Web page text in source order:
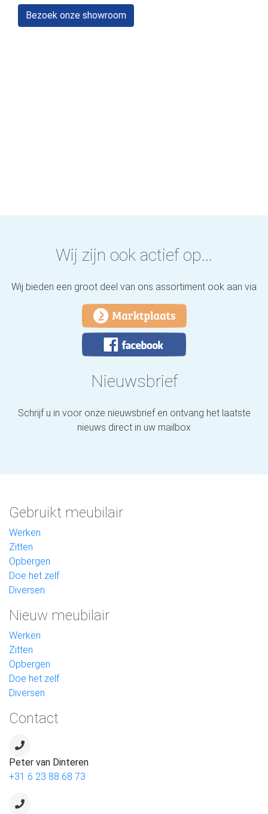
Bezoek onze showroom
Wij zijn ook actief op...
Wij bieden een groot deel van ons assortiment ook aan via
Nieuwsbrief
Schrijf u in voor onze nieuwsbrief en ontvang het laatste
nieuws direct in uw mailbox
Gebruikt meubilair
Werken
Zitten
Opbergen
Doe het zelf
Diversen
Nieuw meubilair
Werken
Zitten
Opbergen
Doe het zelf
Diversen
Contact
Peter van Dinteren
+31 6 23 88 68 73